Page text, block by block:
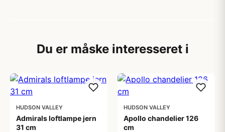
Du er måske interesseret i
HUDSON VALLEY
Admirals loftlampe jern
31 cm
HUDSON VALLEY
Apollo chandelier 126
cm